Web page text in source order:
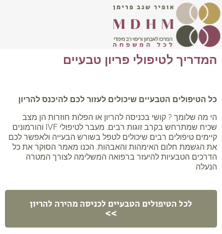
המדריך לטיפולי פריון טבעיים
כל הטיפולים הטבעיים שיכולים לעזור לכם להיכנס להריון
הי מה שלומך ? קושי בכניסה להריון או הפלות חוזרות הן מצב
שכיח שמתרחש בקרב זוגות רבים. מעבר לטיפולי IVF והורמונים
קיימים טיפולים רבים שיכולים לטפל בשורש הבעייה ולאפשר לכם
את הגשמת חלום האימהות והאבהות. הכנו מאמר הסוקר את כל
הדרכים הטבעיות להיעזר ברפואה המשלימה לצורך המטרה
הנעלה
לכל הטיפולים הטבעיים לכניסה מהירה להריון
>>